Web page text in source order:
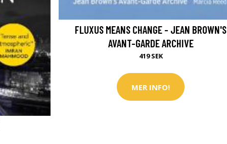
FLUXUS MEANS CHANGE - JEAN BROWN'S
AVANT-GARDE ARCHIVE
419 SEK
MER INFO!